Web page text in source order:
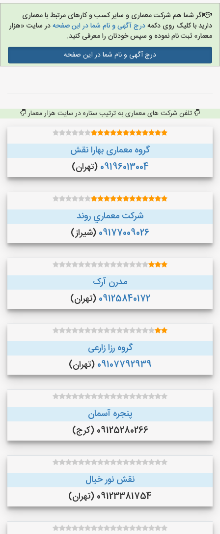
اگر شما هم شرکت معماری و سایر کسب و کارهای مرتبط با معماری
دارید با کلیک روی دکمهدرج آگهی و نام شما در این صفحهدر سایت «هزار
معمار» ثبت نام نموده و سپس خودتان را معرفی کنید.
درج آگهی و نام شما در این صفحه
تلفن شرکت های معماری به ترتیب ستاره در سایت هزار معمار
گروه معماری بهارا نقش
09196013004 (تهران)
شركت معماري روند
09177009026 (شیراز)
مدرن آرک
09125840172 (تهران)
گروه رزا زارعی
09107792939 (تهران)
پنجره آسمان
09125280266 (کرج)
نقش نور خیال
09123381754 (تهران)